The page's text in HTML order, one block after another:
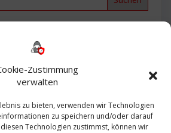
Zustimmung
verwalten
zu bieten, verwenden wir Technologien
zu speichern und/oder darauf
Technologien zustimmst, können wir
firewall Fritzbox
Microsoft
Security Server Sicherheit
Sophos SSL Ubuntu